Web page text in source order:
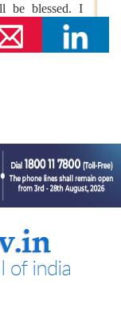
का क्रियान्वयन
उठाए गए कदम
किया
मान्यता
से जोड़ता है
रूस कार्य समूह
प्राप्त हुए